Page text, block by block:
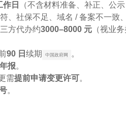
作日
（不含材料准备、补正、公示
、社保不足、域名 / 备案不一致
三方代办约3000–8000 元 （视业
90 日 续期 中国政府网
。
报。
需提前申请变更许可。
。